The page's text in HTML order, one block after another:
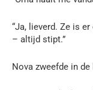
“Ja, lieverd. Ze is
– altijd stipt.”
Nova zweefde in de